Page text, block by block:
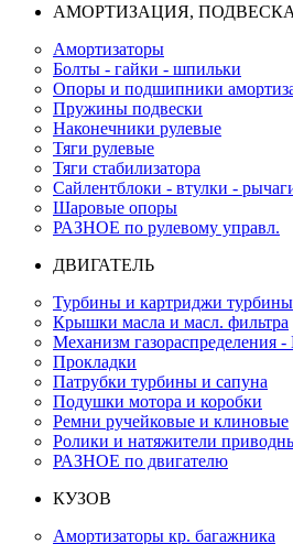
АМОРТИЗАЦИЯ, ПОДВЕСКА
Амортизаторы
Болты - гайки - шпильки
Опоры и подшипники
Пружины подвески
Наконечники рулевые
Тяги рулевые
Тяги стабилизатора
Сайлентблоки - втулки -
Шаровые опоры
РАЗНОЕ по рулевому управл.
ДВИГАТЕЛЬ
Турбины и картриджи турбины
Крышки масла и масл. фильтра
Механизм газораспределения
Прокладки
Патрубки турбины и сапуна
Подушки мотора и коробки
Ремни ручейковые и клиновые
Ролики и натяжители
РАЗНОЕ по двигателю
КУЗОВ
Амортизаторы кр. багажника